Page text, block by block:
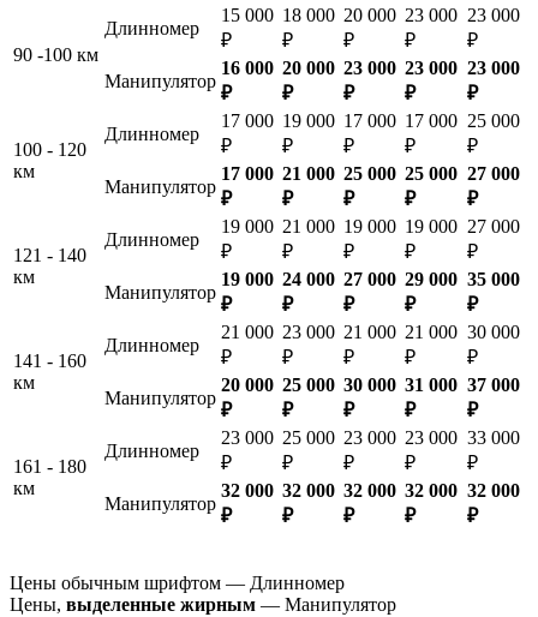
90 -100 км
Длинномер
15 000
₽
18 000
₽
20 000
₽
23 000
₽
23 000
₽
Манипулятор
16 000
₽
20 000
₽
23 000
₽
23 000
₽
23 000
₽
100 - 120
км
Длинномер
17 000
₽
19 000
₽
17 000
₽
17 000
₽
25 000
₽
Манипулятор
17 000
₽
21 000
₽
25 000
₽
25 000
₽
27 000
₽
121 - 140
км
Длинномер
19 000
₽
21 000
₽
19 000
₽
19 000
₽
27 000
₽
Манипулятор
19 000
₽
24 000
₽
27 000
₽
29 000
₽
35 000
₽
141 - 160
км
Длинномер
21 000
₽
23 000
₽
21 000
₽
21 000
₽
30 000
₽
Манипулятор
20 000
₽
25 000
₽
30 000
₽
31 000
₽
37 000
₽
161 - 180
км
Длинномер
23 000
₽
25 000
₽
23 000
₽
23 000
₽
33 000
₽
Манипулятор
32 000
₽
32 000
₽
32 000
₽
32 000
₽
32 000
₽
Цены обычным шрифтом — Длинномер
Цены, выделенные жирным — Манипулятор